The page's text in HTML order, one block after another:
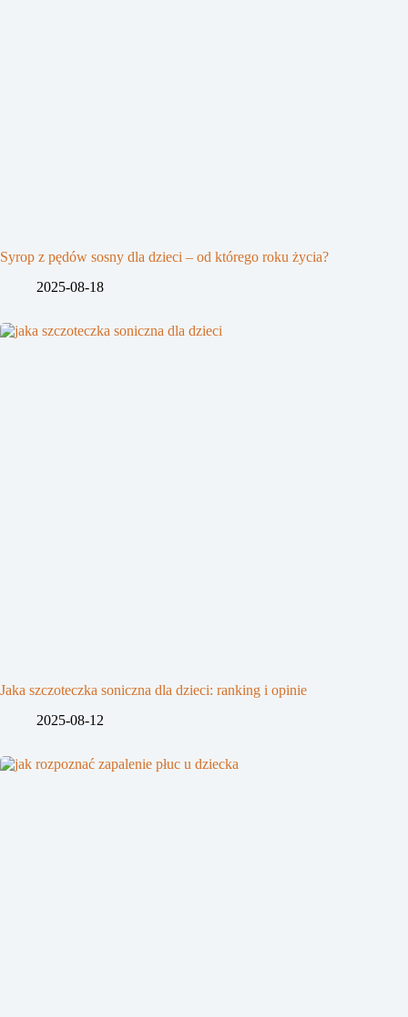
Syrop z pędów sosny dla dzieci – od którego roku życia?
2025-08-18
Jaka szczoteczka soniczna dla dzieci: ranking i opinie
2025-08-12